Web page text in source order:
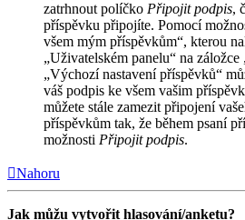
zatrhnout políčko Připojit podpis,
příspěvku připojíte. Pomocí
všem mým příspěvkům“, kterou
„Uživatelském panelu“ na
„Výchozí nastavení příspěvků“
váš podpis ke všem vašim
můžete stále zamezit připojení
příspěvkům tak, že během psaní
možnosti Připojit podpis.
Nahoru
Jak můžu vytvořit hlasování/anketu?